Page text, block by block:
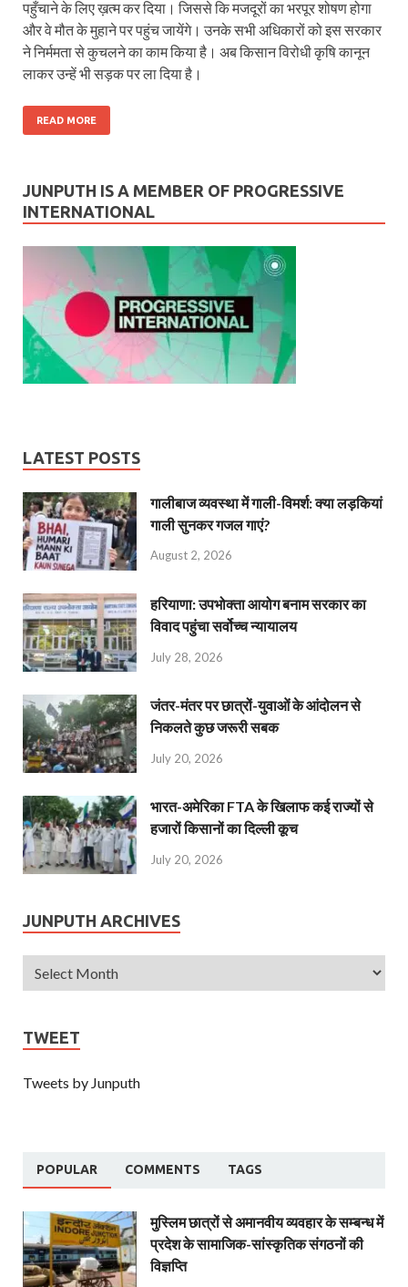
पहुँचाने के लिए ख़त्म कर दिया। जिससे कि मजदूरों का भरपूर शोषण होगा
और वे मौत के मुहाने पर पहुंच जायेंगे। उनके सभी अधिकारों को इस सरकार
ने निर्ममता से कुचलने का काम किया है। अब किसान विरोधी कृषि कानून
लाकर उन्हें भी सड़क पर ला दिया है।
READ MORE
JUNPUTH IS A MEMBER OF PROGRESSIVE
INTERNATIONAL
LATEST POSTS
गालीबाज व्‍यवस्‍था में गाली-विमर्श: क्या लड़कियां
गाली सुनकर गजल गाएं?
August 2, 2026
हरियाणा: उपभोक्ता आयोग बनाम सरकार का
विवाद पहुंचा सर्वोच्च न्यायालय
July 28, 2026
जंतर-मंतर पर छात्रों-युवाओं के आंदोलन से
निकलते कुछ जरूरी सबक
July 20, 2026
भारत-अमेरिका FTA के खिलाफ कई राज्यों से
हजारों किसानों का दिल्ली कूच
July 20, 2026
JUNPUTH ARCHIVES
TWEET
Tweets by Junputh
POPULAR COMMENTS TAGS
मुस्लिम छात्रों से अमानवीय व्यवहार के सम्बन्ध में
प्रदेश के सामाजिक-सांस्कृतिक संगठनों की
विज्ञप्ति